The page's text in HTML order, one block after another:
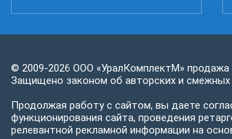
© 2009-2026 ООО «УралКомплектМ»
Защищено законом об авторских и смежных
Продолжая работу с сайтом, вы даете
функционирования сайта, проведения
релевантной рекламной информации на